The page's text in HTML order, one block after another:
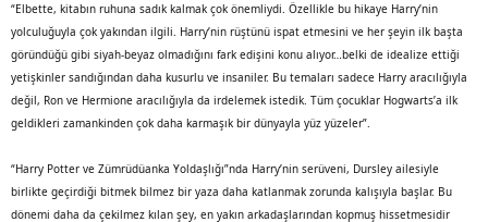
“Elbette, kitabın ruhuna sadık kalmak çok önemliydi. Özellikle bu hikaye Harry’nin
yolculuğuyla çok yakından ilgili. Harry’nin rüştünü ispat etmesini ve her şeyin ilk başta
göründüğü gibi siyah-beyaz olmadığını fark edişini konu alıyor…belki de idealize ettiği
yetişkinler sandığından daha kusurlu ve insaniler. Bu temaları sadece Harry aracılığıyla
değil, Ron ve Hermione aracılığıyla da irdelemek istedik. Tüm çocuklar Hogwarts’a ilk
geldikleri zamankinden çok daha karmaşık bir dünyayla yüz yüzeler”.
“Harry Potter ve Zümrüdüanka Yoldaşlığı”nda Harry’nin serüveni, Dursley ailesiyle
birlikte geçirdiği bitmek bilmez bir yaza daha katlanmak zorunda kalışıyla başlar. Bu
dönemi daha da çekilmez kılan şey, en yakın arkadaşlarından kopmuş hissetmesidir